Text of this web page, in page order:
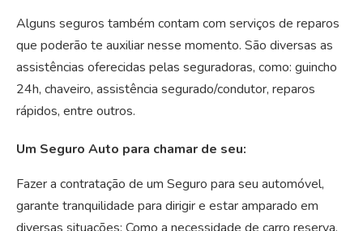
Alguns seguros também contam com serviços de reparos
que poderão te auxiliar nesse momento. São diversas as
assistências oferecidas pelas seguradoras, como: guincho
24h, chaveiro, assistência segurado/condutor, reparos
rápidos, entre outros.
Um Seguro Auto para chamar de seu:
Fazer a contratação de um Seguro para seu automóvel,
garante tranquilidade para dirigir e estar amparado em